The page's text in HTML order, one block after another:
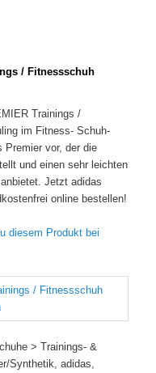
/ Fitnessschuh
Trainings /
im Fitness- Schuh-
Premier vor, der die
und einen sehr leichten
Jetzt adidas
online bestellen!
diesem Produkt bei
> Trainings- &
Synthetik, adidas,